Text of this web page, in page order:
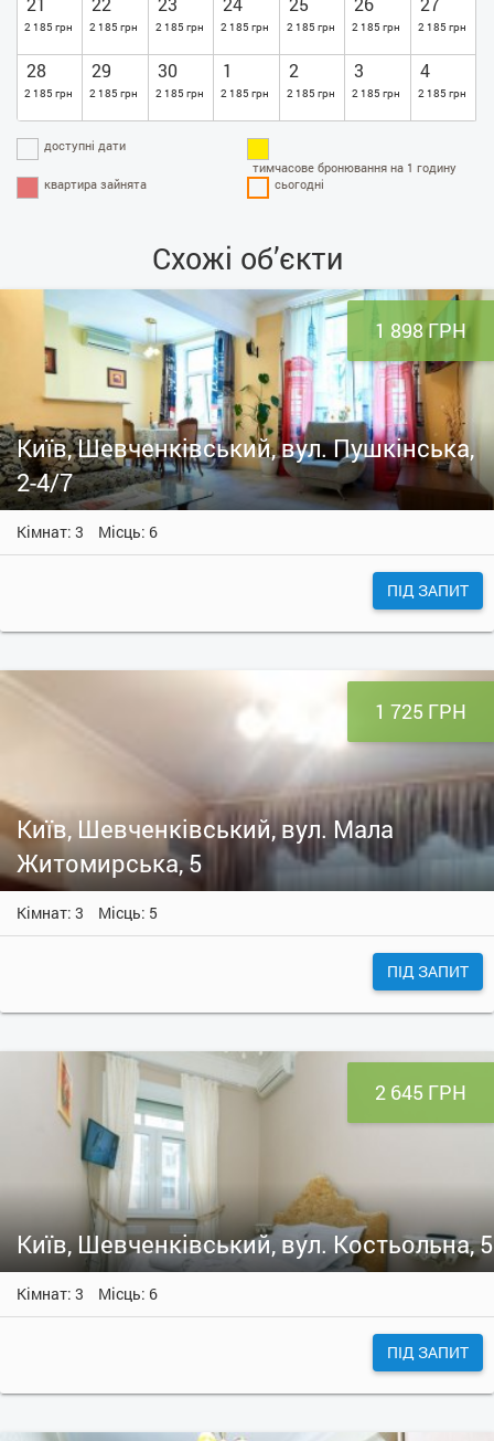
2 185 грн 2 185 грн 2 185 грн 2 185 грн 2 185 грн 2 185 грн 2 185 грн
28
2 185 грн
29
2 185 грн
30
2 185 грн
1
2 185 грн
2
2 185 грн
3
2 185 грн
4
2 185 грн
доступні дати
тимчасове бронювання на 1 годину
квартира зайнята
сьогодні
Схожі об’єкти
1 898 ГРН
Київ, Шевченківський, вул. Пушкінська,
2-4/7
Кімнат: 3 Місць: 6
ПІД ЗАПИТ
1 725 ГРН
Київ, Шевченківський, вул. Мала
Житомирська, 5
Кімнат: 3 Місць: 5
ПІД ЗАПИТ
2 645 ГРН
Київ, Шевченківський, вул. Костьольна, 5
Кімнат: 3 Місць: 6
ПІД ЗАПИТ